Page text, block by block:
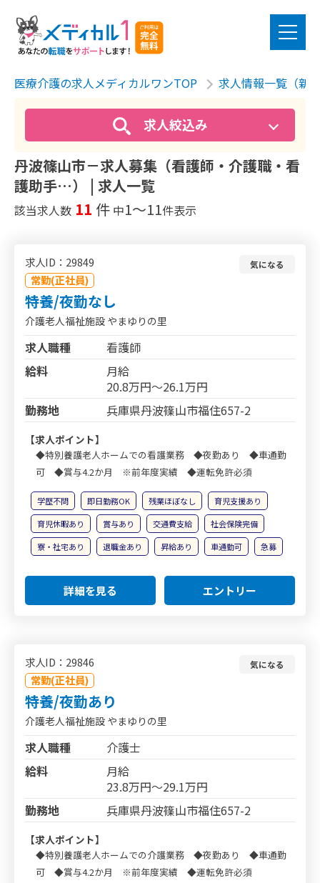
医療介護の求人メディカルワンTOP 求人情報一覧（新
求人絞込み
丹波篠山市－求人募集（看護師・介護職・看
護助手…） | 求人一覧
該当求人数 11 件 中1〜11件表示
求人ID：29849
常勤(正社員)
気になる
特養/夜勤なし
介護老人福祉施設 やまゆりの里
求人職種
看護師
給料
月給
20.8万円～26.1万円
勤務地
兵庫県丹波篠山市福住657-2
【求人ポイント】
◆特別養護老人ホームでの看護業務 ◆夜勤あり ◆車通勤
可 ◆賞与4.2か月 ※前年度実績 ◆運転免許必須
学歴不問 即日勤務OK 残業ほぼなし
育児支援あり
育児休暇あり
賞与あり 交通費支給
社会保険完備
寮・社宅あり
退職金あり 昇給あり 車通勤可 急募
詳細を見る エントリー
求人ID：29846
常勤(正社員)
気になる
特養/夜勤あり
介護老人福祉施設 やまゆりの里
求人職種
介護士
給料
月給
23.8万円～29.1万円
勤務地
兵庫県丹波篠山市福住657-2
【求人ポイント】
◆特別養護老人ホームでの介護業務 ◆夜勤あり ◆車通勤
可 ◆賞与4.2か月 ※前年度実績 ◆運転免許必須